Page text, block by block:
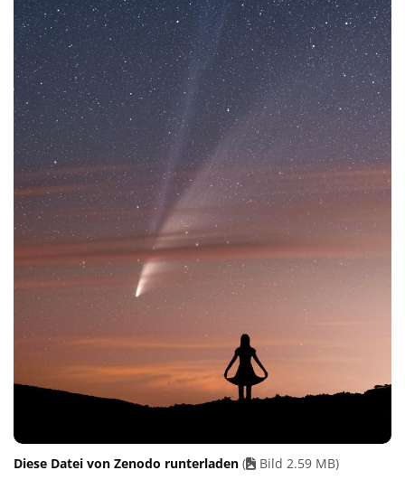
Diese Datei von Zenodo runterladen ( Bild 2.59 MB)